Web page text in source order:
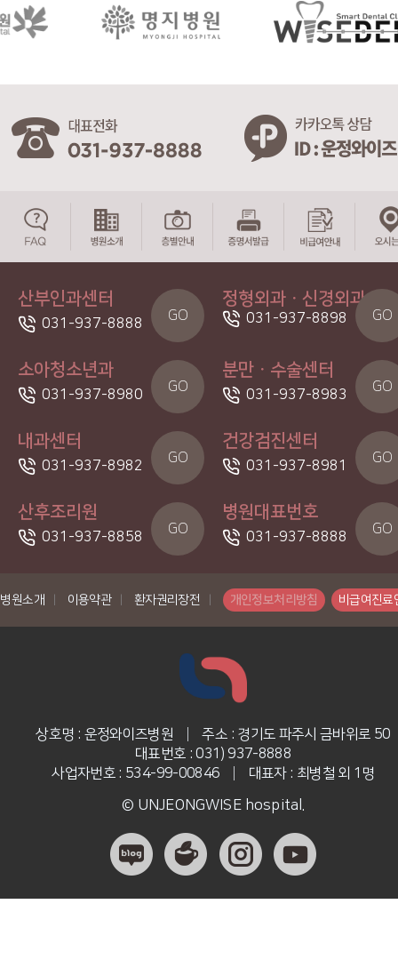
산부인과센터
031-937-8888 GO
정형외과ㆍ신경외과
031-937-8898 GO
소아청소년과
031-937-8980 GO
분만ㆍ수술센터
031-937-8983 GO
내과센터
031-937-8982 GO
건강검진센터
031-937-8981 GO
산후조리원
031-937-8858 GO
병원대표번호
031-937-8888 GO
병원소개 이용약관 환자권리장전 개인정보처리방침 비급여진료
상호명 : 운정와이즈병원
주소 : 경기도 파주시 금바위로 50
대표번호 : 031) 937-8888
사업자번호 : 534-99-00846
대표자 : 최병철 외 1명
© UNJEONGWISE hospital.